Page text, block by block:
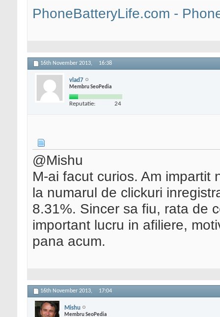
PhoneBatteryLife.com -
16th November 2013, 16:38
vlad7
Membru SeoPedia
Reputatie: 24
@Mishu
M-ai facut curios. Am impartit
la numarul de clickuri
8.31%. Sincer sa fiu, rata de
important lucru in afiliere,
pana acum.
16th November 2013, 17:04
Mishu
Membru SeoPedia